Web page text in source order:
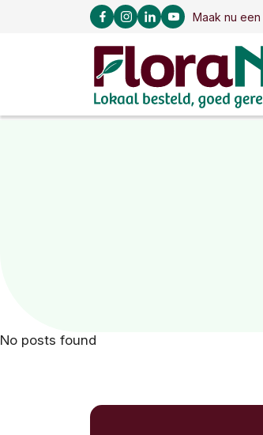
Maak nu
No posts found